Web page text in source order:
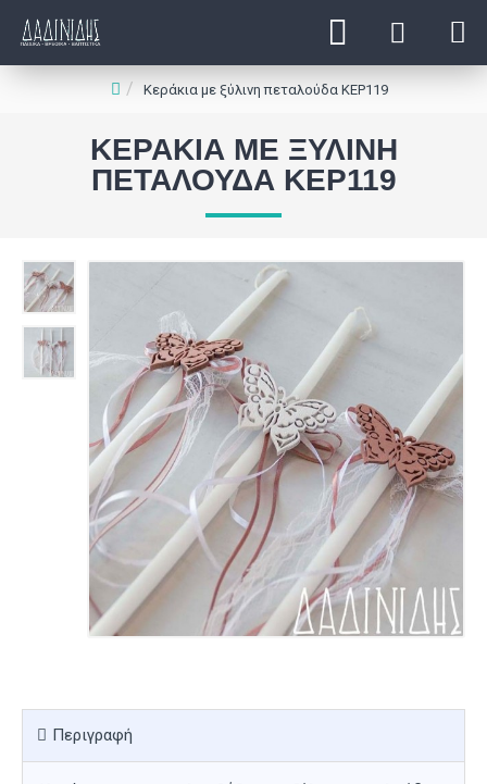
Κεράκια με ξύλινη πεταλούδα ΚΕΡ119
ΚΕΡΆΚΙΑ ΜΕ ΞΎΛΙΝΗ
ΠΕΤΑΛΟΎΔΑ ΚΕΡ119
Περιγραφή